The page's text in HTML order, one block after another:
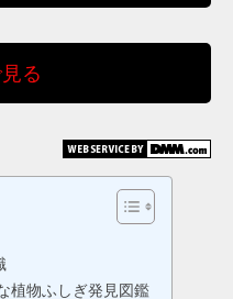
る
植物ふしぎ発見図鑑